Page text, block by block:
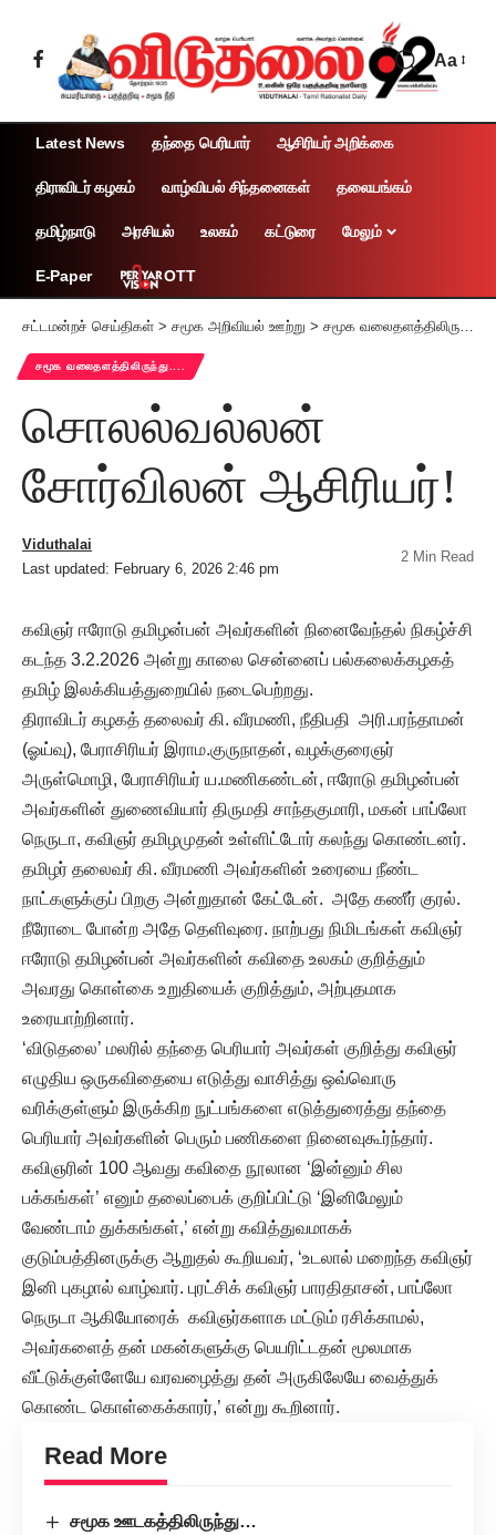
Aa
Latest News தந்தை பெரியார் ஆசிரியர் அறிக்கை
திராவிடர் கழகம் வாழ்வியல் சிந்தனைகள் தலையங்கம்
தமிழ்நாடு அரசியல் உலகம் கட்டுரை மேலும்
E-Paper OTT
சட்டமன்றச் செய்திகள் > சமூக அறிவியல் ஊற்று > சமூக வலைதளத்திலிருந்து....
சமூக வலைதளத்திலிருந்து....
சொலல்வல்லன்
சோர்விலன் ஆசிரியர்!
Last updated: February 6, 2026 2:46 pm
Viduthalai
2 Min Read
கவிஞர் ஈரோடு தமிழன்பன் அவர்களின் நினைவேந்தல் நிகழ்ச்சி
கடந்த 3.2.2026 அன்று காலை சென்னைப் பல்கலைக்கழகத்
தமிழ் இலக்கியத்துறையில் நடைபெற்றது.
திராவிடர் கழகத் தலைவர் கி. வீரமணி, நீதிபதி அரி.பரந்தாமன்
(ஓய்வு), பேராசிரியர் இராம.குருநாதன், வழக்குரைஞர்
அருள்மொழி, பேராசிரியர் ய.மணிகண்டன், ஈரோடு தமிழன்பன்
அவர்களின் துணைவியார் திருமதி சாந்தகுமாரி, மகன் பாப்லோ
நெருடா, கவிஞர் தமிழமுதன் உள்ளிட்டோர் கலந்து கொண்டனர்.
தமிழர் தலைவர் கி. வீரமணி அவர்களின் உரையை நீண்ட
நாட்களுக்குப் பிறகு அன்றுதான் கேட்டேன். அதே கணீர் குரல்.
நீரோடை போன்ற அதே தெளிவுரை. நாற்பது நிமிடங்கள் கவிஞர்
ஈரோடு தமிழன்பன் அவர்களின் கவிதை உலகம் குறித்தும்
அவரது கொள்கை உறுதியைக் குறித்தும், அற்புதமாக
உரையாற்றினார்.
‘விடுதலை’ மலரில் தந்தை பெரியார் அவர்கள் குறித்து கவிஞர்
எழுதிய ஒருகவிதையை எடுத்து வாசித்து ஒவ்வொரு
வரிக்குள்ளும் இருக்கிற நுட்பங்களை எடுத்துரைத்து தந்தை
பெரியார் அவர்களின் பெரும் பணிகளை நினைவுகூர்ந்தார்.
கவிஞரின் 100 ஆவது கவிதை நூலான ‘இன்னும் சில
பக்கங்கள்’ எனும் தலைப்பைக் குறிப்பிட்டு ‘இனிமேலும்
வேண்டாம் துக்கங்கள்,’ என்று கவித்துவமாகக்
குடும்பத்தினருக்கு ஆறுதல் கூறியவர், ‘உடலால் மறைந்த கவிஞர்
இனி புகழால் வாழ்வார். புரட்சிக் கவிஞர் பாரதிதாசன், பாப்லோ
நெருடா ஆகியோரைக் கவிஞர்களாக மட்டும் ரசிக்காமல்,
அவர்களைத் தன் மகன்களுக்கு பெயரிட்டதன் மூலமாக
வீட்டுக்குள்ளேயே வரவழைத்து தன் அருகிலேயே வைத்துக்
கொண்ட கொள்கைக்காரர்,’ என்று கூறினார்.
Read More
சமூக ஊடகத்திலிருந்து…